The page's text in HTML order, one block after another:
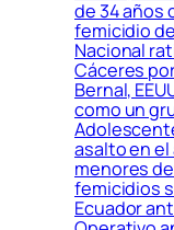
de 34 años
femicidio
Nacional
Cáceres
Bernal,
como un
asalto en
menores
femicidios
Ecuador